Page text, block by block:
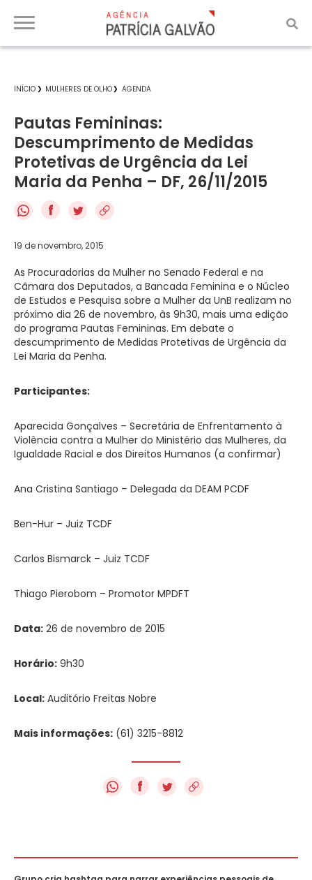
INÍCIO MULHERES DE OLHO AGENDA
Pautas Femininas:
Descumprimento de Medidas
Protetivas de Urgência da Lei
Maria da Penha – DF, 26/11/2015
f
19 de novembro, 2015
As Procuradorias da Mulher no Senado Federal e na
Câmara dos Deputados, a Bancada Feminina e o Núcleo
de Estudos e Pesquisa sobre a Mulher da UnB realizam no
próximo dia 26 de novembro, às 9h30, mais uma edição
do programa Pautas Femininas. Em debate o
descumprimento de Medidas Protetivas de Urgência da
Lei Maria da Penha.
Participantes:
Aparecida Gonçalves – Secretária de Enfrentamento à
Violência contra a Mulher do Ministério das Mulheres, da
Igualdade Racial e dos Direitos Humanos (a confirmar)
Ana Cristina Santiago – Delegada da DEAM PCDF
Ben-Hur – Juiz TCDF
Carlos Bismarck – Juiz TCDF
Thiago Pierobom – Promotor MPDFT
Data: 26 de novembro de 2015
Horário: 9h30
Local: Auditório Freitas Nobre
Mais informações: (61) 3215-8812
f